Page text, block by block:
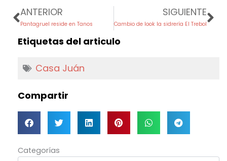
Prev
ANTERIOR
Pantagruel reside en Tanos
SIGUIENTE
Cambio de look la sidrería El Trebol
Etiquetas del articulo
Casa Juán
Compartir
Categorías
Categorías